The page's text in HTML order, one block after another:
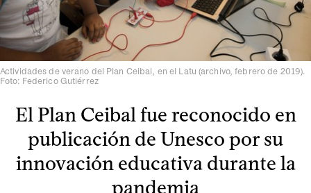
Actividades de verano del Plan Ceibal, en el Latu (archivo, febrero de 2019).
Foto: Federico Gutiérrez
El Plan Ceibal fue reconocido en
publicación de Unesco por su
innovación educativa durante la
pandemia